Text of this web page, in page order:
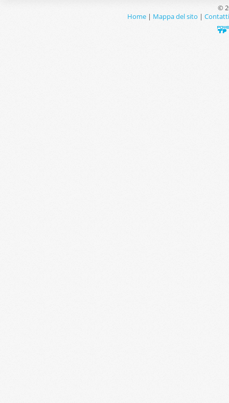
©
Home | Mappa del sito | Contatti